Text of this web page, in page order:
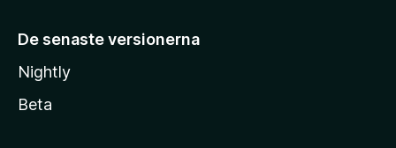
De senaste versionerna
Nightly
Beta